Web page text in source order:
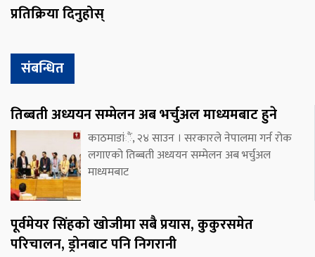
प्रतिक्रिया दिनुहोस्
संबन्धित
तिब्बती अध्ययन सम्मेलन अब भर्चुअल माध्यमबाट हुने
काठमाडांैं, २४ साउन । सरकारले नेपालमा गर्न रोक
लगाएको तिब्बती अध्ययन सम्मेलन अब भर्चुअल
माध्यमबाट
पूर्वमेयर सिंहको खोजीमा सबै प्रयास, कुकुरसमेत
परिचालन, ड्रोनबाट पनि निगरानी